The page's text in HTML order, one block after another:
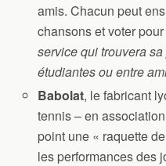
amis. Chacun peut
chansons et voter
service qui trouvera
étudiantes ou entre
Babolat, le fabricant
tennis – en
point une « raquette
les performances des